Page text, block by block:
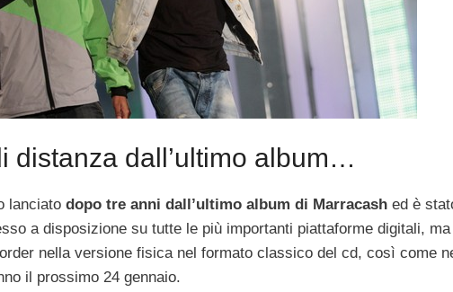
distanza dall’ultimo album…
lanciato dopo tre anni dall’ultimo album di Marracash ed è
a disposizione su tutte le più importanti piattaforme digitali,
nella versione fisica nel formato classico del cd, così come
il prossimo 24 gennaio.